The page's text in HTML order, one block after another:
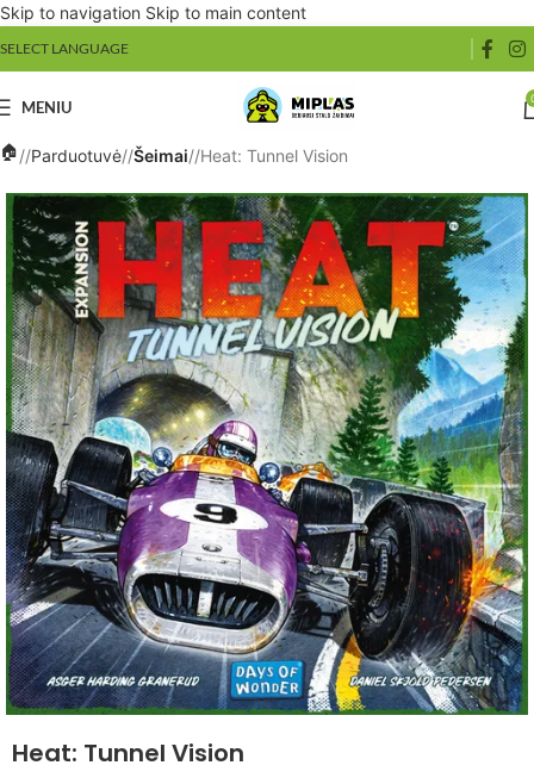
Skip to navigation Skip to main content
08-06 d. fizinė parduotuvė dirbs tik iki 14 val., 08-07 d. fizinė
parduotuvė nedirbs. Atsiprašoime už nepatogumus! 🎲
SELECT LANGUAGE
MENIU
/ Parduotuvė/ Šeimai/ Heat: Tunnel Vision
Heat: Tunnel Vision